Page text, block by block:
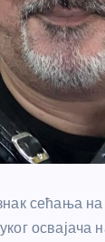
сећања
освајача